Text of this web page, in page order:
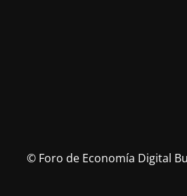
© Foro de Economía Digital